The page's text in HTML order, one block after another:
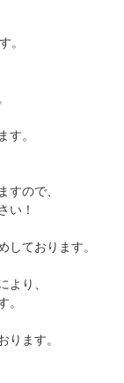
。
す。
すので、
い！
しております。
より、
。
ります。